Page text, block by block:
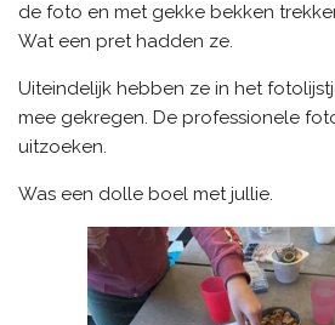
de foto en met gekke bekken
Wat een pret hadden ze.
Uiteindelijk hebben ze in het
mee gekregen. De professionele
uitzoeken.
Was een dolle boel met jullie.